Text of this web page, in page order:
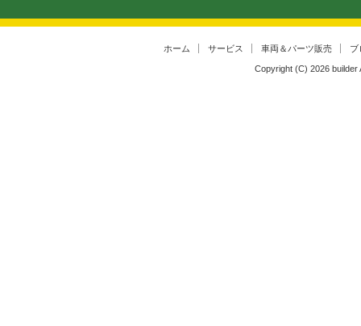
ホーム サービス 車両＆パーツ販売 ブ
Copyright (C) 2026 builder